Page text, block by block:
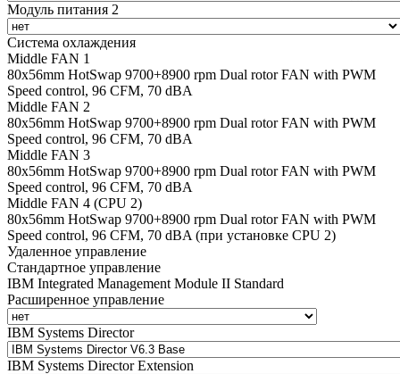
Модуль питания 2
Система охлаждения
Middle FAN 1
80х56mm HotSwap 9700+8900 rpm Dual rotor FAN with PWM
Speed control, 96 CFM, 70 dBA
Middle FAN 2
80х56mm HotSwap 9700+8900 rpm Dual rotor FAN with PWM
Speed control, 96 CFM, 70 dBA
Middle FAN 3
80х56mm HotSwap 9700+8900 rpm Dual rotor FAN with PWM
Speed control, 96 CFM, 70 dBA
Middle FAN 4 (CPU 2)
80х56mm HotSwap 9700+8900 rpm Dual rotor FAN with PWM
Speed control, 96 CFM, 70 dBA (при установке CPU 2)
Удаленное управление
Стандартное управление
IBM Integrated Management Module II Standard
Расширенное управление
IBM Systems Director
IBM Systems Director Extension